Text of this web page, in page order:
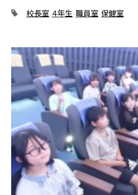
校長室 ４年生 職員室 保健室